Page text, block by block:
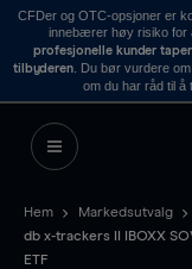
CFDer og OTC-opsjoner er
innebærer høy risiko for
profesjonelle kunder
tilbyderen . Du bør vurdere
om du har råd til å
Hem
Markedsutvalg
db x-trackers II IBOXX
ETF